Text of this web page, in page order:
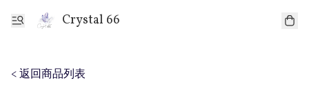
Crystal 66
< 返回商品列表